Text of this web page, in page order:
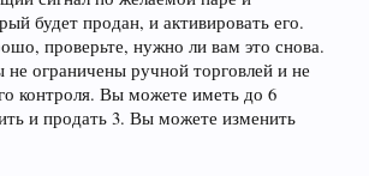
будет продан, и активировать его.
проверьте, нужно ли вам это снова.
ограничены ручной торговлей и не
контроля. Вы можете иметь до 6
и продать 3. Вы можете изменить